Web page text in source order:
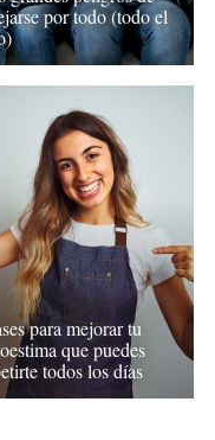
por todo (todo el
para mejorar tu
que puedes
todos los días